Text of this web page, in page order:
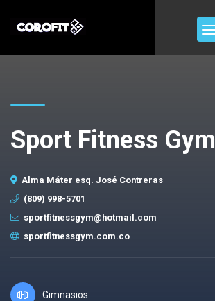
Sport Fitness Gym
Alma Máter esq. José Contreras
(809) 998-5701
sportfitnessgym@hotmail.com
sportfitnessgym.com.co
Gimnasios